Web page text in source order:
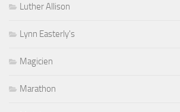
Luther Allison
Lynn Easterly's
Magicien
Marathon